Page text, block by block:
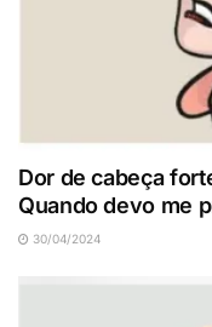
Dor de cabeça
Quando devo me
30/04/2024